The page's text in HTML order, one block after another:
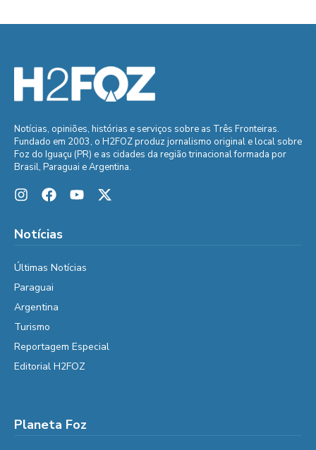
Notícias, opiniões, histórias e serviços sobre as Três Fronteiras.
Fundado em 2003, o H2FOZ produz jornalismo original e local sobre
Foz do Iguaçu (PR) e as cidades da região trinacional formada por
Brasil, Paraguai e Argentina.
Notícias
Últimas Notícias
Paraguai
Argentina
Turismo
Reportagem Especial
Editorial H2FOZ
Planeta Foz